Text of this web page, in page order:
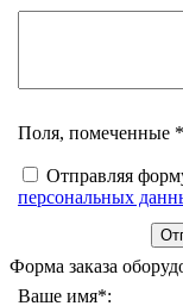
Поля, помеченные *
Отправляя
персональных
Форма заказа
Ваше имя*: